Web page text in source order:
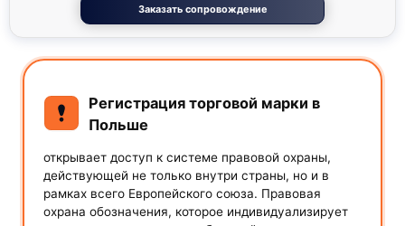
Заказать сопровождение
Регистрация торговой марки в
Польше
открывает доступ к системе правовой охраны,
действующей не только внутри страны, но и в
рамках всего Европейского союза. Правовая
охрана обозначения, которое индивидуализирует